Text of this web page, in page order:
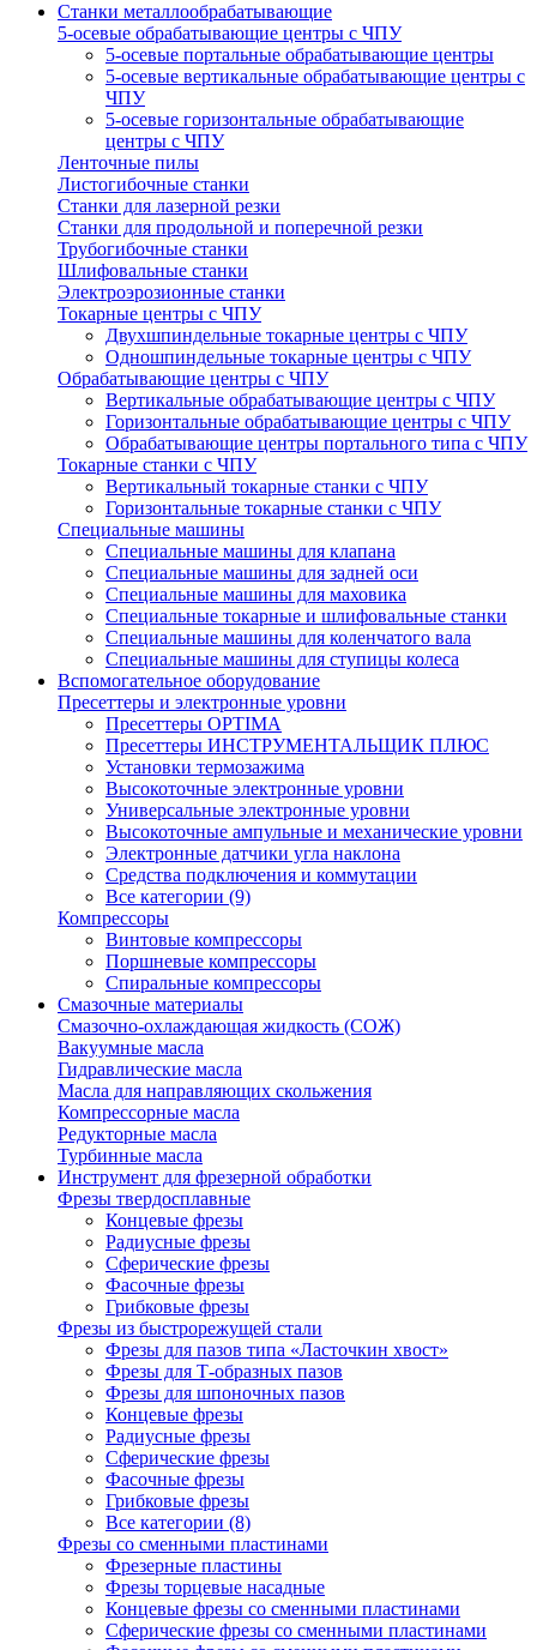
Станки металлообрабатывающие
5-осевые обрабатывающие центры с ЧПУ
5-осевые портальные обрабатывающие центры
5-осевые вертикальные обрабатывающие центры с
ЧПУ
5-осевые горизонтальные обрабатывающие
центры с ЧПУ
Ленточные пилы
Листогибочные станки
Станки для лазерной резки
Станки для продольной и поперечной резки
Трубогибочные станки
Шлифовальные станки
Электроэрозионные станки
Токарные центры с ЧПУ
Двухшпиндельные токарные центры с ЧПУ
Одношпиндельные токарные центры с ЧПУ
Обрабатывающие центры с ЧПУ
Вертикальные обрабатывающие центры с ЧПУ
Горизонтальные обрабатывающие центры с ЧПУ
Обрабатывающие центры портального типа с ЧПУ
Токарные станки с ЧПУ
Вертикальный токарные станки с ЧПУ
Горизонтальные токарные станки с ЧПУ
Специальные машины
Специальные машины для клапана
Специальные машины для задней оси
Специальные машины для маховика
Специальные токарные и шлифовальные станки
Специальные машины для коленчатого вала
Специальные машины для ступицы колеса
Вспомогательное оборудование
Пресеттеры и электронные уровни
Пресеттеры OPTIMA
Пресеттеры ИНСТРУМЕНТАЛЬЩИК ПЛЮС
Установки термозажима
Высокоточные электронные уровни
Универсальные электронные уровни
Высокоточные ампульные и механические уровни
Электронные датчики угла наклона
Средства подключения и коммутации
Все категории (9)
Компрессоры
Винтовые компрессоры
Поршневые компрессоры
Спиральные компрессоры
Смазочные материалы
Смазочно-охлаждающая жидкость (СОЖ)
Вакуумные масла
Гидравлические масла
Масла для направляющих скольжения
Компрессорные масла
Редукторные масла
Турбинные масла
Инструмент для фрезерной обработки
Фрезы твердосплавные
Концевые фрезы
Радиусные фрезы
Сферические фрезы
Фасочные фрезы
Грибковые фрезы
Фрезы из быстрорежущей стали
Фрезы для пазов типа «Ласточкин хвост»
Фрезы для Т-образных пазов
Фрезы для шпоночных пазов
Концевые фрезы
Радиусные фрезы
Сферические фрезы
Фасочные фрезы
Грибковые фрезы
Все категории (8)
Фрезы со сменными пластинами
Фрезерные пластины
Фрезы торцевые насадные
Концевые фрезы со сменными пластинами
Сферические фрезы со сменными пластинами